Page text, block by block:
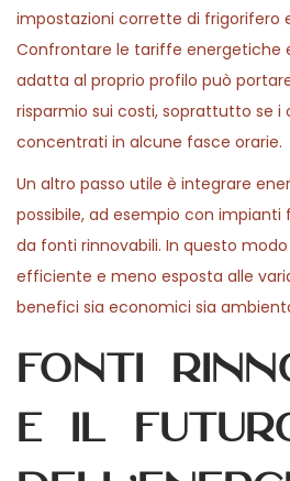
impostazioni corrette di frigorifero
Confrontare le tariffe energetiche
adatta al proprio profilo può
risparmio sui costi, soprattutto se i
concentrati in alcune fasce orarie.
Un altro passo utile è integrare
possibile, ad esempio con
da fonti rinnovabili. In questo
efficiente e meno esposta alle
benefici sia economici sia
Fonti
e il